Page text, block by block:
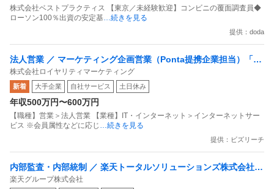
株式会社ベストプラクティス 【東京／未経験歓迎】コンビニの覆面調査員◆
ローソン100％出資の安定基 …続きを見る
提供：doda
法人営業 ／ マーケティング企画営業（Ponta提携企業担当）「国
内最大級の共通ポイントサービスを展開／無駄のない消費社会を
目指すデータマーケティングカンパニー」
株式会社ロイヤリティマーケティング
新着 大手企業 自社サービス 土日休み
年収500万円〜600万円
【職種】営業＞法人営業 【業種】IT・インターネット＞インターネットサー
ビス ※会員属性などに応じ
…続きを見る
提供：ビズリーチ
内部監査・内部統制 ／ 楽天トータルソリューションズ株式会社
戦略事業コンプライアンス支援部 業務統制支援課：ショップコン
楽天グループ株式会社